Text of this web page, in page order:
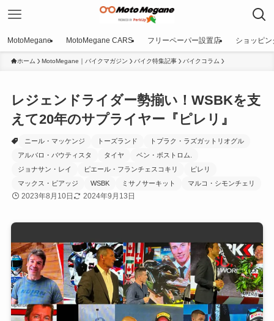
MotoMegane MotoMegane CARS フリーペーパー設置店 ショッピン
ホーム MotoMegane｜バイクマガジン バイク特集記事 バイクコラム
レジェンドライダー勢揃い！WSBKを支
えて20年のサプライヤー『ピレリ』
ニール・マッケンジ トーズランド
トプラク・ラズガットリオグル
アルバロ・バウティスタ
タイヤ
ベン・ボストロム.
ジョナサン・レイ
ピエール・フランチェスコキリ
ピレリ
マックス・ビアッジ
WSBK ミサノサーキット マルコ・シモンチェリ
2023年8月10日 2024年9月13日